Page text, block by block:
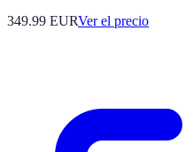
349.99 EURVer el precio